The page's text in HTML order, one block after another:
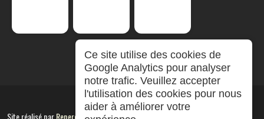
Site réalisé parRepereCom
Ce site utilise des cookies de
Google Analytics pour analyser
notre trafic. Veuillez accepter
l'utilisation des cookies pour nous
aider à améliorer votre